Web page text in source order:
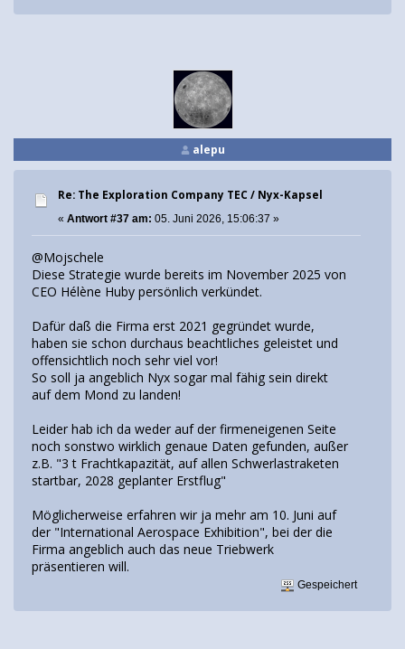
alepu
Re: The Exploration Company TEC / Nyx-Kapsel
« Antwort #37 am: 05. Juni 2026, 15:06:37 »
@Mojschele
Diese Strategie wurde bereits im November 2025 von
CEO Hélène Huby persönlich verkündet.
Dafür daß die Firma erst 2021 gegründet wurde,
haben sie schon durchaus beachtliches geleistet und
offensichtlich noch sehr viel vor!
So soll ja angeblich Nyx sogar mal fähig sein direkt
auf dem Mond zu landen!
Leider hab ich da weder auf der firmeneigenen Seite
noch sonstwo wirklich genaue Daten gefunden, außer
z.B. "3 t Frachtkapazität, auf allen Schwerlastraketen
startbar, 2028 geplanter Erstflug"
Möglicherweise erfahren wir ja mehr am 10. Juni auf
der "International Aerospace Exhibition", bei der die
Firma angeblich auch das neue Triebwerk
präsentieren will.
Gespeichert